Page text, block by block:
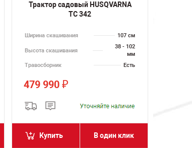
Трактор садовый HUSQVARNA
TC 342
Ширина скашивания 107 см
Высота скашивания
38 - 102
мм
Травосборник
Есть
479 990₽
Купить В один клик